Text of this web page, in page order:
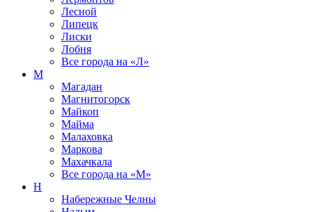
Лесной
Липецк
Лиски
Лобня
Все города на «Л»
М
Магадан
Магнитогорск
Майкоп
Майма
Малаховка
Маркова
Махачкала
Все города на «М»
Н
Набережные Челны